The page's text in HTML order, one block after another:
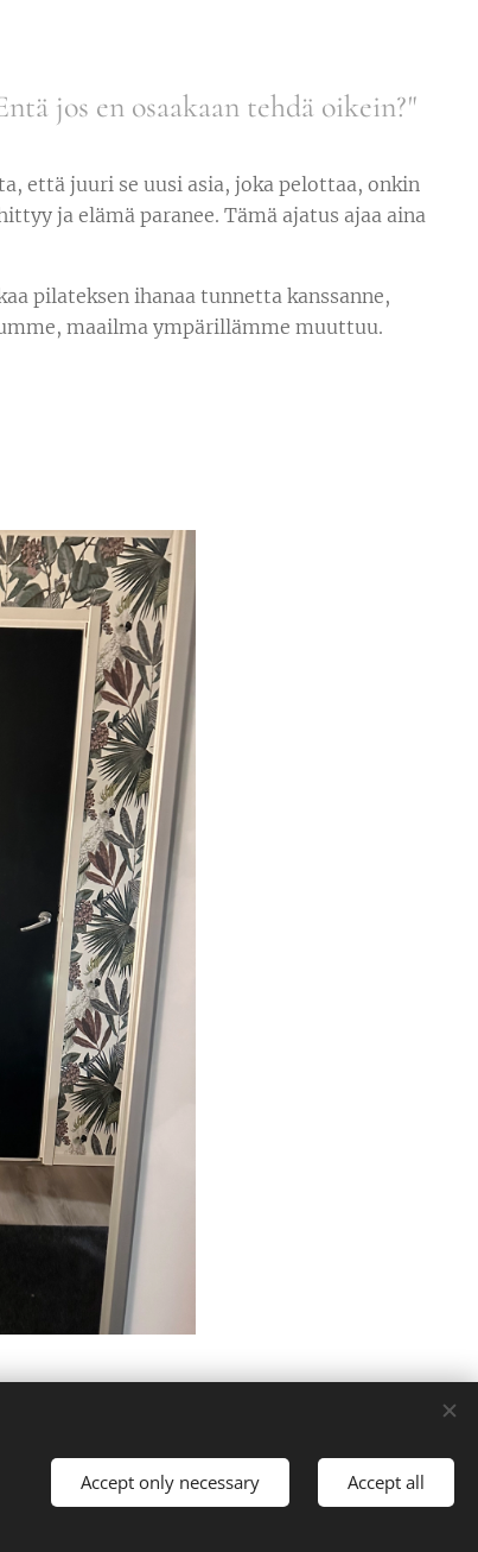
jos en osaakaan tehdä oikein?"
että juuri se uusi asia, joka pelottaa, onkin
ja elämä paranee. Tämä ajatus ajaa aina
pilateksen ihanaa tunnetta kanssanne,
maailma ympärillämme muuttuu.
Accept only necessary Accept all